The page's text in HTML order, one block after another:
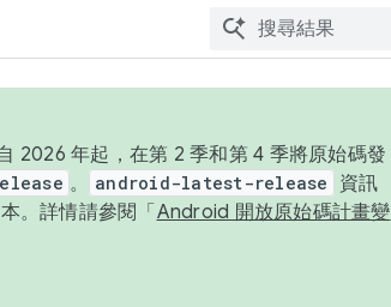
2026 年起，在第 2 季和第 4 季將原始碼發
。 android-latest-release
資訊
。詳情請參閱「 Android 開放原始碼計畫變